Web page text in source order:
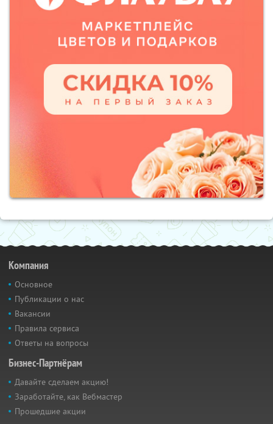
Компания
Основное
Публикации о нас
Вакансии
Правила сервиса
Ответы на вопросы
Бизнес-Партнёрам
Давайте сделаем акцию!
Заработайте, как Вебмастер
Прошедшие акции